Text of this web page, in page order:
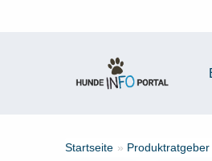
Startseite » Produktratgeber